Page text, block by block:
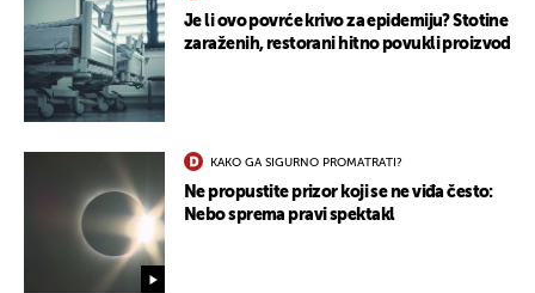
Je li ovo povrće krivo za epidemiju? Stotine
zaraženih, restorani hitno povukli proizvod
KAKO GA SIGURNO PROMATRATI?
Ne propustite prizor koji se ne viđa često:
Nebo sprema pravi spektakl